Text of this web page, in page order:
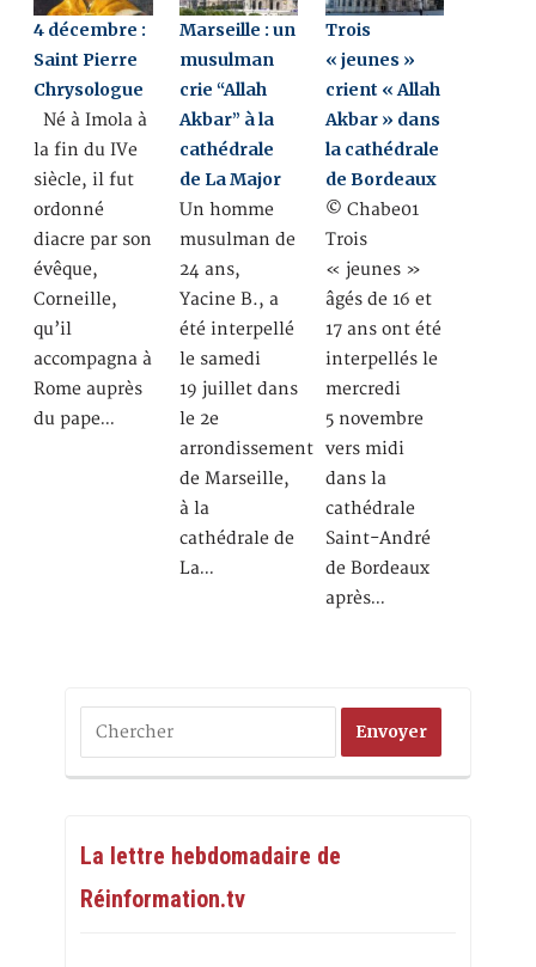
4 décembre :
Saint Pierre
Chrysologue
Né à Imola à
la fin du IVe
siècle, il fut
ordonné
diacre par son
évêque,
Corneille,
qu’il
accompagna à
Rome auprès
du pape…
Marseille : un
musulman
crie “Allah
Akbar” à la
cathédrale
de La Major
Un homme
musulman de
24 ans,
Yacine B., a
été interpellé
le samedi
19 juillet dans
le 2e
arrondissement
de Marseille,
à la
cathédrale de
La…
Trois
« jeunes »
crient « Allah
Akbar » dans
la cathédrale
de Bordeaux
© Chabe01
Trois
« jeunes »
âgés de 16 et
17 ans ont été
interpellés le
mercredi
5 novembre
vers midi
dans la
cathédrale
Saint-André
de Bordeaux
après…
La lettre hebdomadaire de
Réinformation.tv